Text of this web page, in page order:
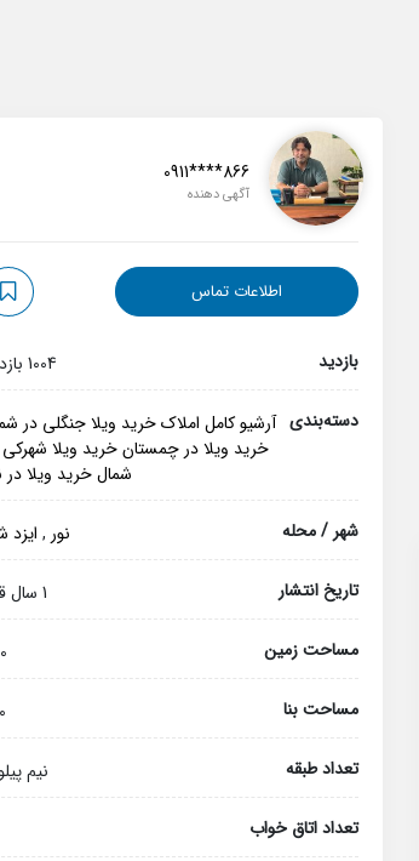
0911****866
آگهی دهنده
اطلاعات تماس
بازدید 1004 بازدید
دسته‌بندی آرشیو کامل املاکخرید ویلا جنگلی در
خرید ویلا در چمستانخرید ویلا
شمالخرید ویلا در
شهر / محله نور , ایزد
تاریخ انتشار 1 سال قبل
مساحت زمین
مساحت بنا
تعداد طبقه نیم
تعداد اتاق خواب